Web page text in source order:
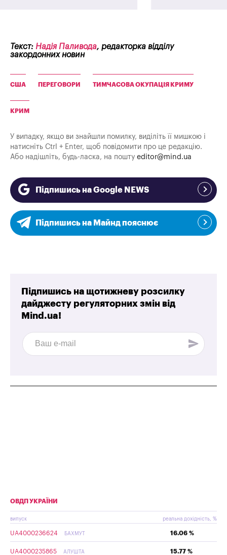
Текст: Надія Паливода, редакторка відділу
закордонних новин
США ПЕРЕГОВОРИ ТИМЧАСОВА ОКУПАЦІЯ КРИМУ
КРИМ
У випадку, якщо ви знайшли помилку, виділіть її мишкою і
натисніть Ctrl + Enter, щоб повідомити про це редакцію.
Або надішліть, будь-ласка, на пошту editor@mind.ua
Підпишись на Google NEWS
Підпишись на Майнд пояснює
Підпишись на щотижневу розсилку
дайджесту регуляторних змін від
Mind.ua!
ОВДП УКРАЇНИ
випуск реальна дохідність, %
UA4000236624 БАХМУТ 16.06 %
UA4000235865 АЛУШТА 15.77 %